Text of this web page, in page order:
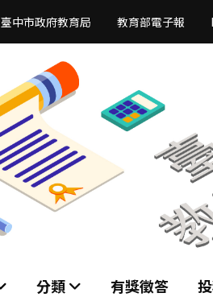
臺中市政府教育局 教育部電子報
分類 有獎徵答